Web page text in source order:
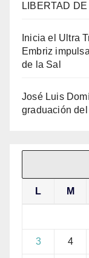
LIBERTAD
Inicia el Ultra
Embriz
de la Sal
José Luis
graduación
L M
3 4